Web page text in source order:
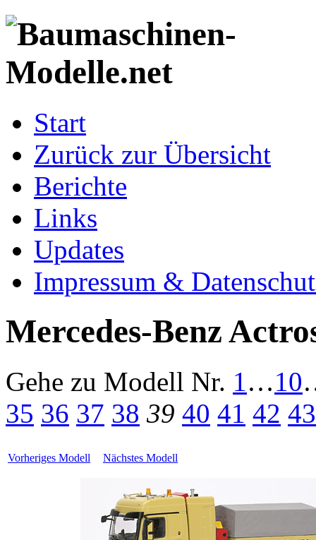
Start
Zurück zur Übersicht
Berichte
Links
Updates
Impressum &
Mercedes-Benz
Gehe zu Modell Nr. 1…10
35 36 37 38 39 40 41 42 43
Vorheriges Modell Nächstes Modell